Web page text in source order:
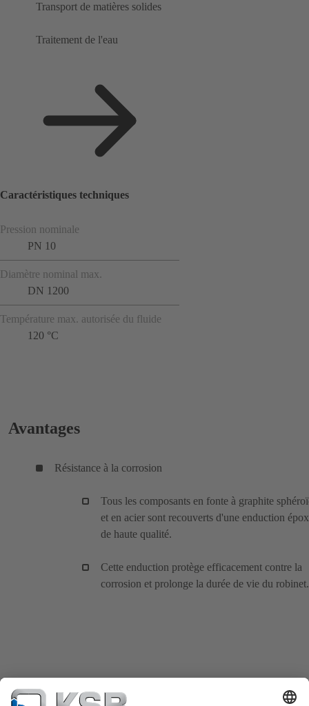
Transport de matières solides
Traitement de l'eau
Caractéristiques techniques
Pression nominale
PN 10
Diamètre nominal max.
DN 1200
Température max. autorisée du fluide
120 °C
Avantages
Résistance à la corrosion
Tous les composants en fonte à graphite
et en acier sont recouverts d'une enduction
de haute qualité.
Cette enduction protège efficacement contre la
corrosion et prolonge la durée de vie du robinet.